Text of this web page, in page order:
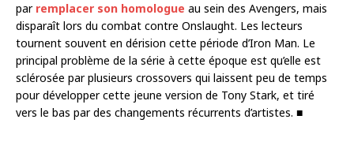
par remplacer son homologue au sein des Avengers, mais
disparaît lors du combat contre Onslaught. Les lecteurs
tournent souvent en dérision cette période d’Iron Man. Le
principal problème de la série à cette époque est qu’elle est
sclérosée par plusieurs crossovers qui laissent peu de temps
pour développer cette jeune version de Tony Stark, et tiré
vers le bas par des changements récurrents d’artistes. ■